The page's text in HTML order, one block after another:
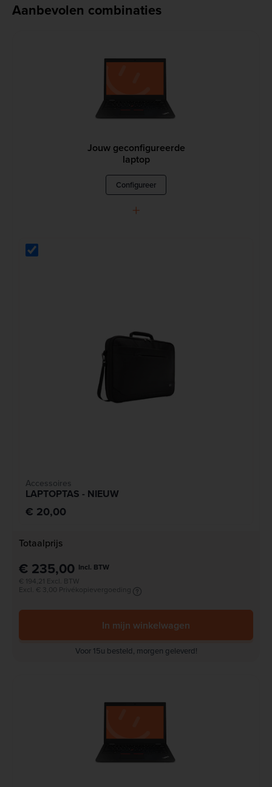
Aanbevolen combinaties
Jouw geconfigureerde
laptop
Configureer
+
Accessoires
LAPTOPTAS - NIEUW
€ 20,00
Totaalprijs
€ 235,00 Incl. BTW
€ 194,21 Excl. BTW
Excl. € 3,00 Privékopievergoeding
In mijn winkelwagen
Voor 15u besteld, morgen geleverd!